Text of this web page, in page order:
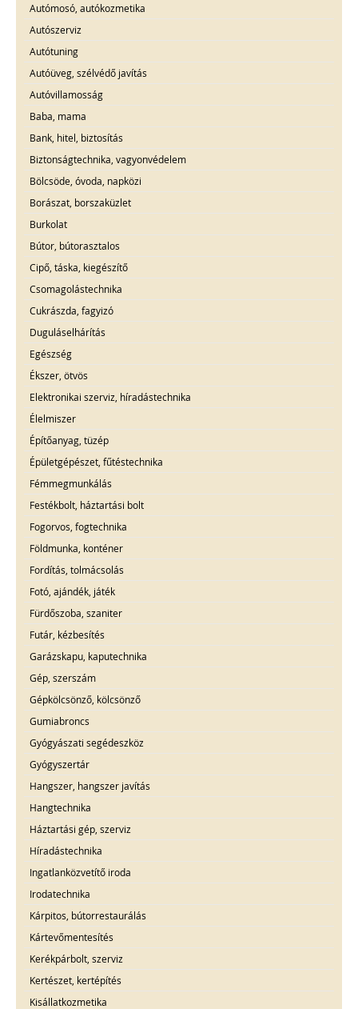
Autómosó, autókozmetika
Autószerviz
Autótuning
Autóüveg, szélvédő javítás
Autóvillamosság
Baba, mama
Bank, hitel, biztosítás
Biztonságtechnika, vagyonvédelem
Bölcsöde, óvoda, napközi
Borászat, borszaküzlet
Burkolat
Bútor, bútorasztalos
Cipő, táska, kiegészítő
Csomagolástechnika
Cukrászda, fagyizó
Duguláselhárítás
Egészség
Ékszer, ötvös
Elektronikai szerviz, híradástechnika
Élelmiszer
Építőanyag, tüzép
Épületgépészet, fűtéstechnika
Fémmegmunkálás
Festékbolt, háztartási bolt
Fogorvos, fogtechnika
Földmunka, konténer
Fordítás, tolmácsolás
Fotó, ajándék, játék
Fürdőszoba, szaniter
Futár, kézbesítés
Garázskapu, kaputechnika
Gép, szerszám
Gépkölcsönző, kölcsönző
Gumiabroncs
Gyógyászati segédeszköz
Gyógyszertár
Hangszer, hangszer javítás
Hangtechnika
Háztartási gép, szerviz
Híradástechnika
Ingatlanközvetítő iroda
Irodatechnika
Kárpitos, bútorrestaurálás
Kártevőmentesítés
Kerékpárbolt, szerviz
Kertészet, kertépítés
Kisállatkozmetika